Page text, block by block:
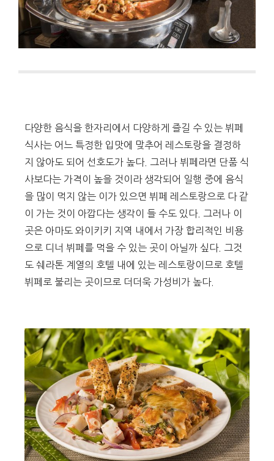
다양한 음식을 한자리에서 다양하게 즐길 수 있는 뷔페
식사는 어느 특정한 입맛에 맞추어 레스토랑을 결정하
지 않아도 되어 선호도가 높다. 그러나 뷔페라면 단품 식
사보다는 가격이 높을 것이라 생각되어 일행 중에 음식
을 많이 먹지 않는 이가 있으면 뷔페 레스토랑으로 다 같
이 가는 것이 아깝다는 생각이 들 수도 있다. 그러나 이
곳은 아마도 와이키키 지역 내에서 가장 합리적인 비용
으로 디너 뷔페를 먹을 수 있는 곳이 아닐까 싶다. 그것
도 쉐라톤 계열의 호텔 내에 있는 레스토랑이므로 호텔
뷔페로 불리는 곳이므로 더더욱 가성비가 높다.